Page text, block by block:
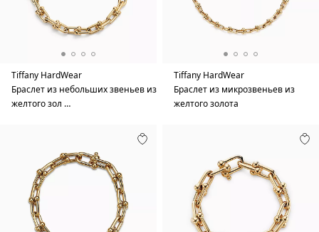
Tiffany HardWear
Браслет из небольших звеньев из
желтого зол …
Tiffany HardWear
Браслет из микрозвеньев из
желтого золота